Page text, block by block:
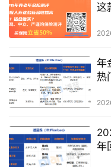
这
年
热
年